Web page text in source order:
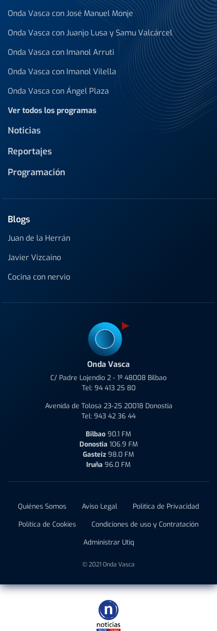
Onda Vasca con José Manuel Monje
Onda Vasca con Juanjo Lusa y Samu Valcárcel
Onda Vasca con Imanol Arruti
Onda Vasca con Imanol Vilella
Onda Vasca con Ángel Plaza
Ver todos los programas
Noticias
Reportajes
Programación
Blogs
Juan de la Herrán
Javier Vizcaino
Cocina con nervio
Onda Vasca
C/ Padre Lojendio 2 - 1º 48008 Bilbao
Tel: 94 413 25 80
Avenida de Tolosa 23-25 20018 Donostia
Tel: 943 42 36 44
Bilbao 90.1 FM
Donostia 106.9 FM
Gasteiz 98.0 FM
Iruña 96.0 FM
Quiénes Somos Aviso Legal
Política de Privacidad
Política de Cookies
Condiciones de uso y Contratación
Administrar Utiq
© 2021 Onda Vasca